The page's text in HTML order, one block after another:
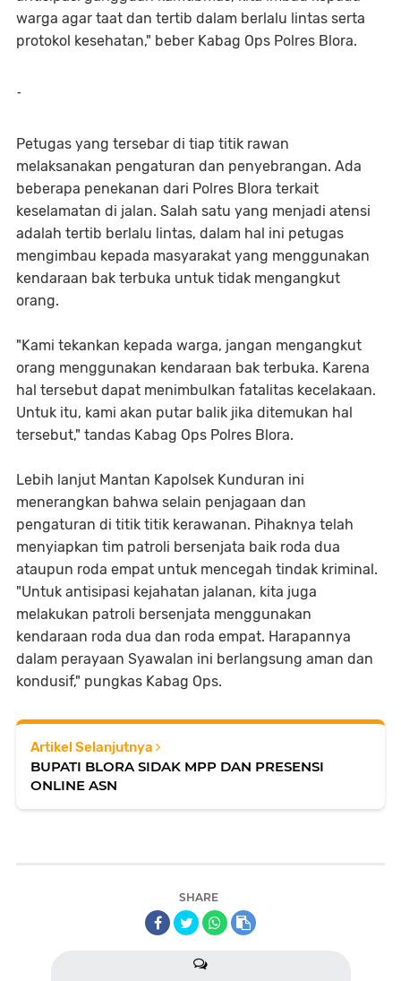
warga agar taat dan tertib dalam berlalu lintas serta
protokol kesehatan," beber Kabag Ops Polres Blora.
-
Petugas yang tersebar di tiap titik rawan
melaksanakan pengaturan dan penyebrangan. Ada
beberapa penekanan dari Polres Blora terkait
keselamatan di jalan. Salah satu yang menjadi atensi
adalah tertib berlalu lintas, dalam hal ini petugas
mengimbau kepada masyarakat yang menggunakan
kendaraan bak terbuka untuk tidak mengangkut
orang.
"Kami tekankan kepada warga, jangan mengangkut
orang menggunakan kendaraan bak terbuka. Karena
hal tersebut dapat menimbulkan fatalitas kecelakaan.
Untuk itu, kami akan putar balik jika ditemukan hal
tersebut," tandas Kabag Ops Polres Blora.
Lebih lanjut Mantan Kapolsek Kunduran ini
menerangkan bahwa selain penjagaan dan
pengaturan di titik titik kerawanan. Pihaknya telah
menyiapkan tim patroli bersenjata baik roda dua
ataupun roda empat untuk mencegah tindak kriminal.
"Untuk antisipasi kejahatan jalanan, kita juga
melakukan patroli bersenjata menggunakan
kendaraan roda dua dan roda empat. Harapannya
dalam perayaan Syawalan ini berlangsung aman dan
kondusif," pungkas Kabag Ops.
Artikel Selanjutnya
BUPATI BLORA SIDAK MPP DAN PRESENSI
ONLINE ASN
SHARE